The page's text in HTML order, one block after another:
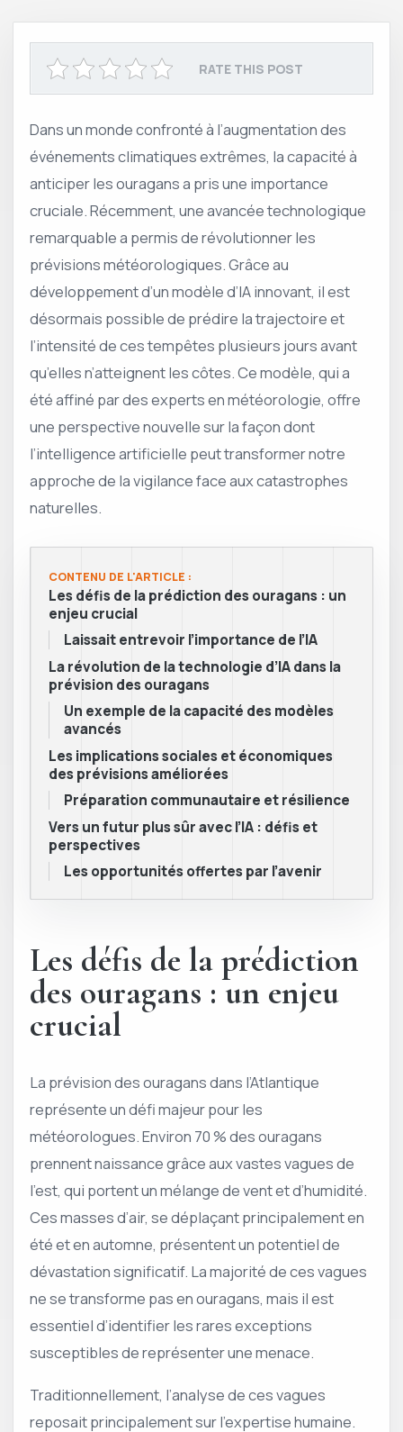
RATE THIS POST
Dans un monde confronté à l’augmentation des
événements climatiques extrêmes, la capacité à
anticiper les ouragans a pris une importance
cruciale. Récemment, une avancée technologique
remarquable a permis de révolutionner les
prévisions météorologiques. Grâce au
développement d’un modèle d’IA innovant, il est
désormais possible de prédire la trajectoire et
l’intensité de ces tempêtes plusieurs jours avant
qu’elles n’atteignent les côtes. Ce modèle, qui a
été affiné par des experts en météorologie, offre
une perspective nouvelle sur la façon dont
l’intelligence artificielle peut transformer notre
approche de la vigilance face aux catastrophes
naturelles.
CONTENU DE L'ARTICLE :
Les défis de la prédiction des ouragans : un
enjeu crucial
Laissait entrevoir l’importance de l’IA
La révolution de la technologie d’IA dans la
prévision des ouragans
Un exemple de la capacité des modèles
avancés
Les implications sociales et économiques
des prévisions améliorées
Préparation communautaire et résilience
Vers un futur plus sûr avec l’IA : défis et
perspectives
Les opportunités offertes par l’avenir
Les défis de la prédiction
des ouragans : un enjeu
crucial
La prévision des ouragans dans l’Atlantique
représente un défi majeur pour les
météorologues. Environ 70 % des ouragans
prennent naissance grâce aux vastes vagues de
l’est, qui portent un mélange de vent et d’humidité.
Ces masses d’air, se déplaçant principalement en
été et en automne, présentent un potentiel de
dévastation significatif. La majorité de ces vagues
ne se transforme pas en ouragans, mais il est
essentiel d’identifier les rares exceptions
susceptibles de représenter une menace.
Traditionnellement, l’analyse de ces vagues
reposait principalement sur l’expertise humaine.